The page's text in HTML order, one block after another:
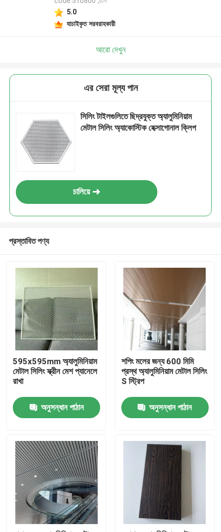
বাড়ি
পণ্য
ভিডিও
5.0
যাচাইকৃত সরবরাহকারী
আরো দেখুন
এর সেরা মূল্য পান
সিলিং টাইলগুলিতে ছিদ্রযুক্ত অ্যালুমিনিয়াম
মেটাল সিলিং অ্যাকোস্টিক হেক্সাগোনাল ক্লিপ
চালিয়ে
প্রস্তাবিত পণ্য
595x595mm অ্যালুমিনিয়াম
মেটাল সিলিং স্ক্রীন মেশ প্যানেলে
রাখা
অনুসন্ধান পাঠান
শপিং মলের জন্য 600 মিমি
প্রস্থ অ্যালুমিনিয়াম মেটাল সিলিং
S স্ট্রিপ
অনুসন্ধান পাঠান